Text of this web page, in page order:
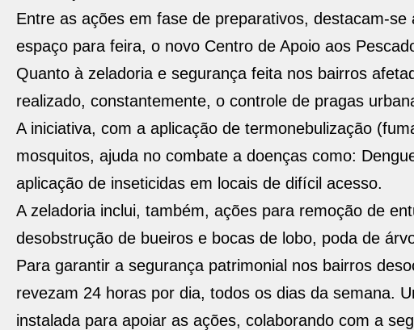
Entre as ações em fase de preparativos, destacam-
espaço para feira, o novo Centro de Apoio aos
Quanto à zeladoria e segurança feita nos bairros
realizado, constantemente, o controle de pragas
A iniciativa, com a aplicação de termonebulização
mosquitos, ajuda no combate a doenças como:
aplicação de inseticidas em locais de difícil acesso.
A zeladoria inclui, também, ações para remoção de
desobstrução de bueiros e bocas de lobo, poda de
Para garantir a segurança patrimonial nos bairros
revezam 24 horas por dia, todos os dias da semana.
instalada para apoiar as ações, colaborando com a